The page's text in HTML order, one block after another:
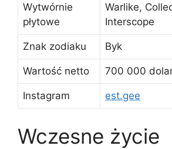
Wytwórnie
płytowe
Warlike,
Interscope
Znak zodiaku Byk
Wartość netto 700 000
Instagram est.gee
Wczesne życie